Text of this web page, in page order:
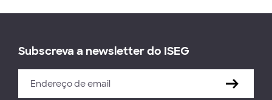
Subscreva a newsletter do ISEG